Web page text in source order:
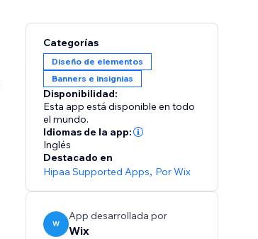
Categorías
Diseño de elementos
Banners e insignias
Disponibilidad:
Esta app está disponible en todo
el mundo.
Idiomas de la app:
Inglés
Destacado en
Hipaa Supported Apps, Por Wix
W
App desarrollada por
Wix